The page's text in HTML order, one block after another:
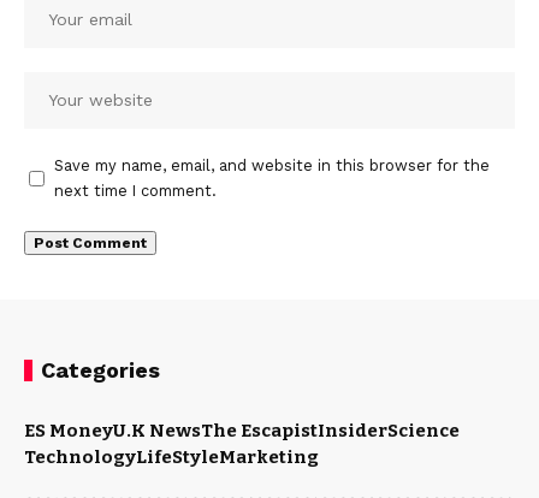
Save my name, email, and website in this browser for the
next time I comment.
Categories
ES MoneyU.K NewsThe EscapistInsiderScience
TechnologyLifeStyleMarketing